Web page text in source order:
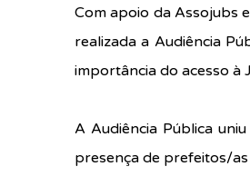
Com apoio da Assojubs
realizada a Audiência
importância do acesso à
A Audiência Pública
presença de prefeitos/